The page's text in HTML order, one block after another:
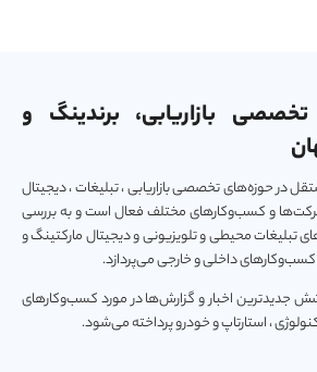
تخصصی بازاریابی، برندینگ و
در حوزه‌های تخصصی بازاریابی ، تبلیغات ، دیجیتال
و کسب‌و‌کارهای مختلف فعال است و به بررسی
تبلیغات محیطی و تلویزیونی و دیجیتال مارکتینگ و
کسب‌و‌کارهای داخلی و خارجی می‌پردازد.
همچنین در آیمارکتور به پوشش جدیدترین اخبار و گزارش‌ها در مورد کسب‌و‎کارهای
، استارتاپ و خودرو پرداخته می‌شود.